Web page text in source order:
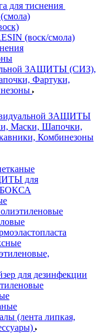
для тиснения
(воск/смола)
ЗАЩИТЫ (СИЗ),
Фартуки,
ЗАЩИТЫ
Маски, Шапочки,
Комбинезоны
для
для дезинфекции
(лента липкая,